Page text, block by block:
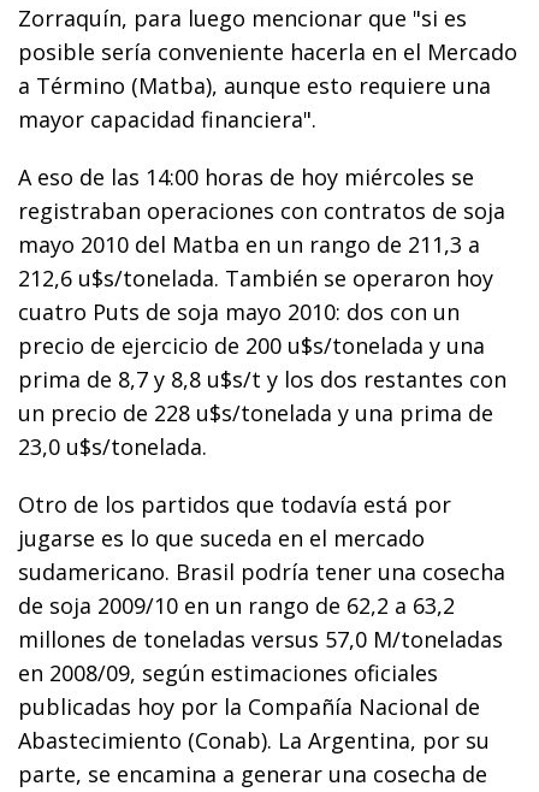
Zorraquín, para luego mencionar que "si es
posible sería conveniente hacerla en el Mercado
a Término (Matba), aunque esto requiere una
mayor capacidad financiera".
A eso de las 14:00 horas de hoy miércoles se
registraban operaciones con contratos de soja
mayo 2010 del Matba en un rango de 211,3 a
212,6 u$s/tonelada. También se operaron hoy
cuatro Puts de soja mayo 2010: dos con un
precio de ejercicio de 200 u$s/tonelada y una
prima de 8,7 y 8,8 u$s/t y los dos restantes con
un precio de 228 u$s/tonelada y una prima de
23,0 u$s/tonelada.
Otro de los partidos que todavía está por
jugarse es lo que suceda en el mercado
sudamericano. Brasil podría tener una cosecha
de soja 2009/10 en un rango de 62,2 a 63,2
millones de toneladas versus 57,0 M/toneladas
en 2008/09, según estimaciones oficiales
publicadas hoy por la Compañía Nacional de
Abastecimiento (Conab). La Argentina, por su
parte, se encamina a generar una cosecha de